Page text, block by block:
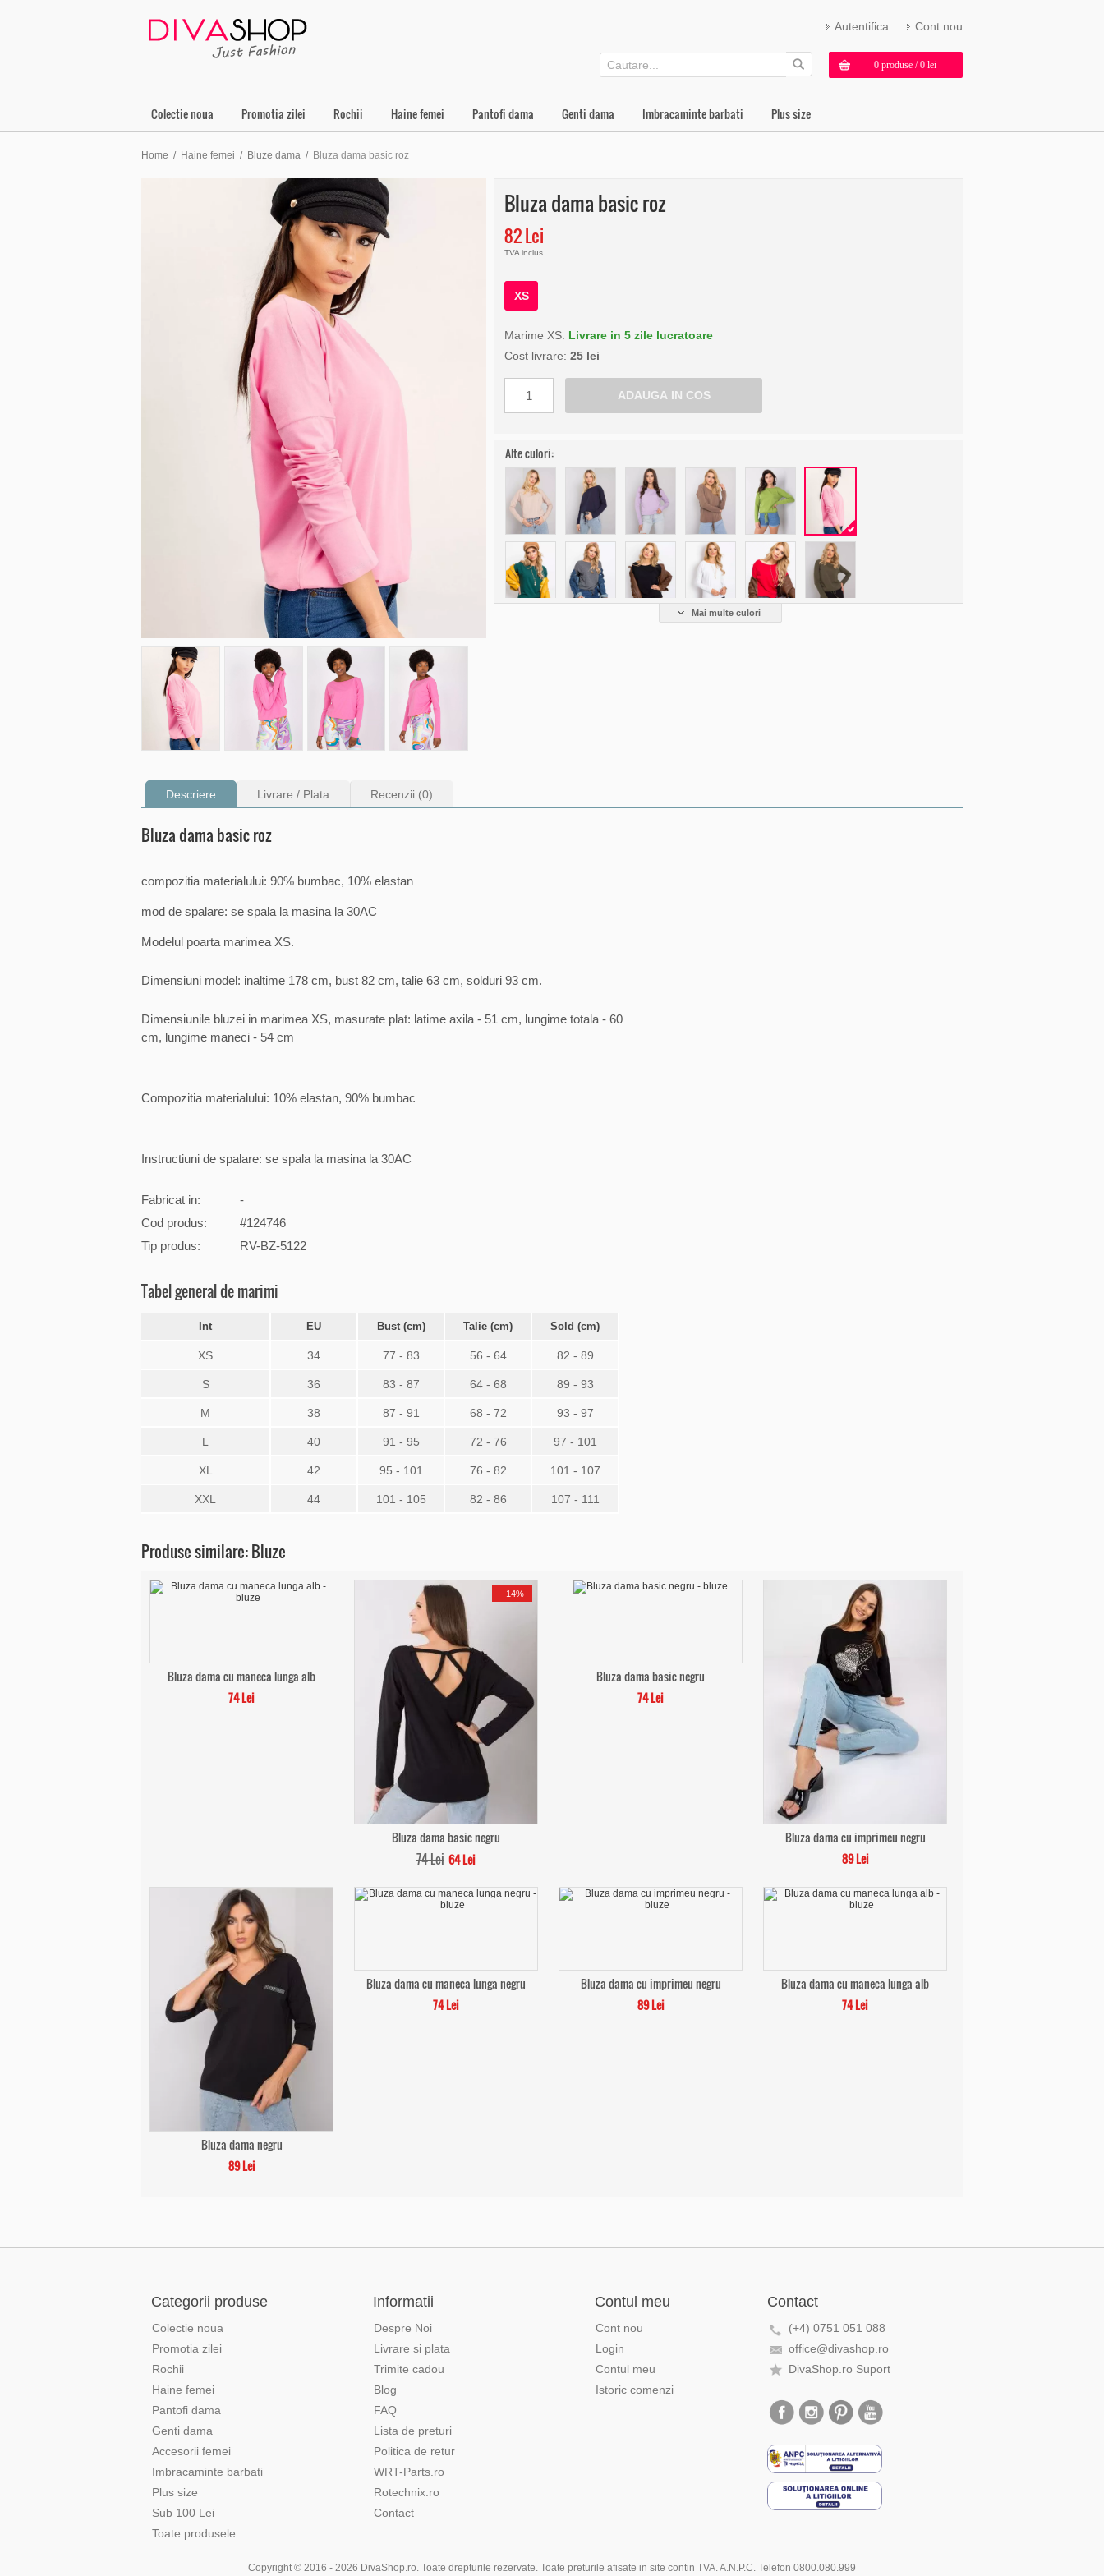
Autentifica Cont nou
0 produse / 0 lei
Colectie noua Promotia zilei Rochii Haine femei Pantofi dama Genti dama Imbracaminte barbati Plus size
Home / Haine femei / Bluze dama / Bluza dama basic roz
Bluza dama basic roz
82 Lei
TVA inclus
XS
Marime XS: Livrare in 5 zile lucratoare
Cost livrare: 25 lei
Alte culori:
Mai multe culori
Descriere Livrare / Plata Recenzii (0)
Bluza dama basic roz
compozitia materialului: 90% bumbac, 10% elastan
mod de spalare: se spala la masina la 30AC
Modelul poarta marimea XS.
Dimensiuni model: inaltime 178 cm, bust 82 cm, talie 63 cm, solduri 93 cm.
Dimensiunile bluzei in marimea XS, masurate plat: latime axila - 51 cm, lungime totala - 60
cm, lungime maneci - 54 cm
Compozitia materialului: 10% elastan, 90% bumbac
Instructiuni de spalare: se spala la masina la 30AC
Fabricat in:
-
Cod produs:
#124746
Tip produs:
RV-BZ-5122
Tabel general de marimi
Int EU Bust (cm) Talie (cm) Sold (cm)
XS 34 77 - 83 56 - 64 82 - 89
S 36 83 - 87 64 - 68 89 - 93
M 38 87 - 91 68 - 72 93 - 97
L 40 91 - 95 72 - 76 97 - 101
XL 42 95 - 101 76 - 82 101 - 107
XXL 44 101 - 105 82 - 86 107 - 111
Produse similare: Bluze
Bluza dama cu maneca lunga alb
74 Lei
- 14%
Bluza dama basic negru
74 Lei 64 Lei
Bluza dama basic negru
74 Lei
Bluza dama cu imprimeu negru
89 Lei
Bluza dama negru
89 Lei
Bluza dama cu maneca lunga negru
74 Lei
Bluza dama cu imprimeu negru
89 Lei
Bluza dama cu maneca lunga alb
74 Lei
Categorii produse
Colectie noua
Promotia zilei
Rochii
Haine femei
Pantofi dama
Genti dama
Accesorii femei
Imbracaminte barbati
Plus size
Sub 100 Lei
Toate produsele
Informatii
Despre Noi
Livrare si plata
Trimite cadou
Blog
FAQ
Lista de preturi
Politica de retur
WRT-Parts.ro
Rotechnix.ro
Contact
Contul meu
Cont nou
Login
Contul meu
Istoric comenzi
Contact
(+4) 0751 051 088
office@divashop.ro
DivaShop.ro Suport
Copyright © 2016 - 2026 DivaShop.ro. Toate drepturile rezervate. Toate preturile afisate in site contin TVA. A.N.P.C. Telefon 0800.080.999